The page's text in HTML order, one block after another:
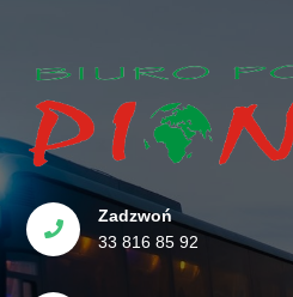
Zadzwoń
33 816 85 92